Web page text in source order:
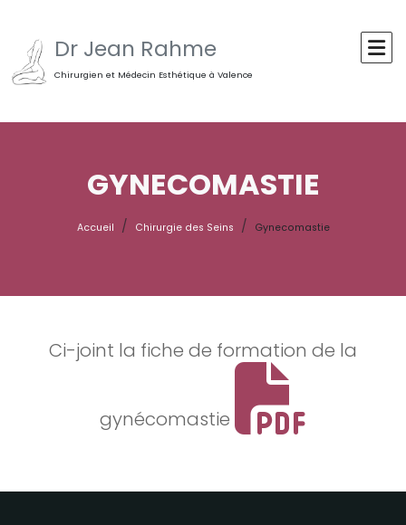
Dr Jean Rahme
Chirurgien et Médecin Esthétique à Valence
GYNECOMASTIE
Accueil Chirurgie des Seins Gynecomastie
Ci-joint la fiche de formation de la
gynécomastie